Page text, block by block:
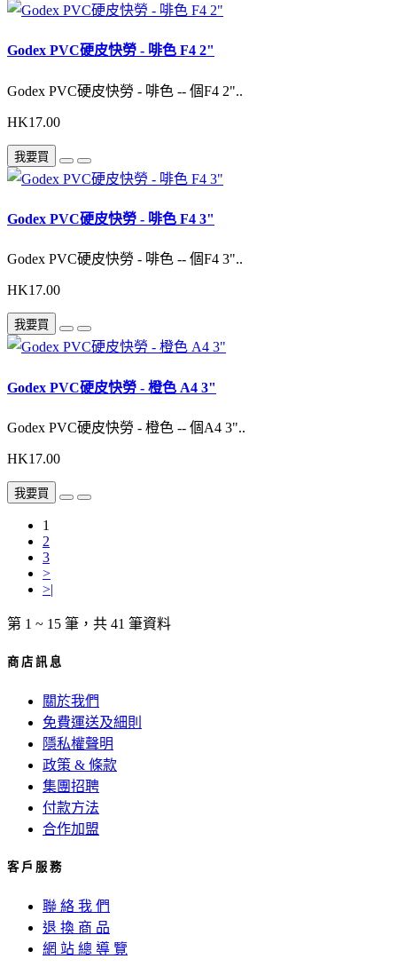
Godex PVC硬皮快勞 - 啡色 F4 2"
Godex PVC硬皮快勞 - 啡色 -- 個F4 2"..
HK17.00
我要買
Godex PVC硬皮快勞 - 啡色 F4 3"
Godex PVC硬皮快勞 - 啡色 -- 個F4 3"..
HK17.00
我要買
Godex PVC硬皮快勞 - 橙色 A4 3"
Godex PVC硬皮快勞 - 橙色 -- 個A4 3"..
HK17.00
我要買
1
2
3
>
>|
第 1 ~ 15 筆，共 41 筆資料
商 店 訊 息
關於我們
免費運送及細則
隱私權聲明
政策 & 條款
集團招聘
付款方法
合作加盟
客 戶 服 務
聯 絡 我 們
退 換 商 品
網 站 總 導 覽